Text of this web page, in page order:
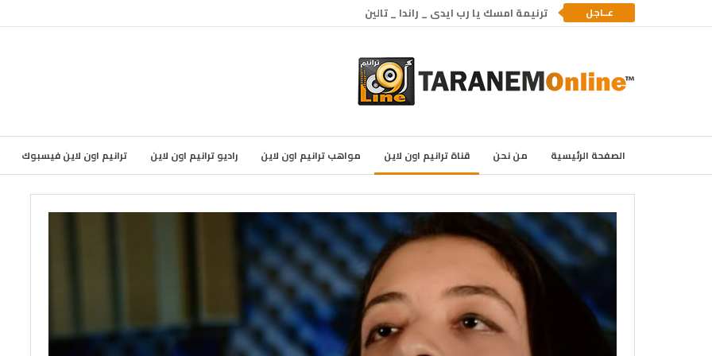
عــاجل ترنيمة امسك يا رب ايدى _ راندا _ تالين
الصفحة الرئيسية من نحن قناة ترانيم اون لاين مواهب ترانيم اون لاين راديو ترانيم اون لاين ترانيم اون لاين فيسبوك